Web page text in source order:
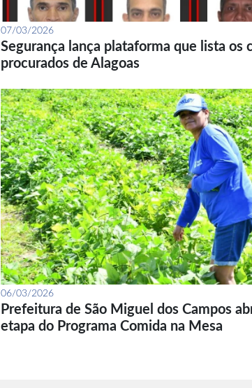
07/03/2026
Segurança lança plataforma que lista os
procurados de Alagoas
06/03/2026
Prefeitura de São Miguel dos Campos
etapa do Programa Comida na Mesa